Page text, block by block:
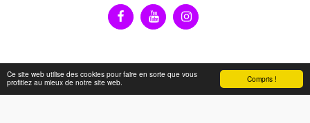
Compris !
Ce site web utilise des cookies pour faire en sorte que vous
profitiez au mieux de notre site web.